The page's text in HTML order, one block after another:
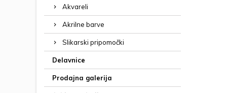
Akvareli
Akrilne barve
Slikarski pripomočki
Delavnice
Prodajna galerija